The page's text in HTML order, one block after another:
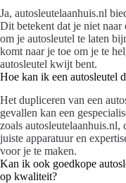
Ja, autosleutelaanhuis.nl
Dit betekent dat je niet naar
om je autosleutel te laten
komt naar je toe om je te
autosleutel kwijt bent.
Hoe kan ik een autosleutel
Het dupliceren van een
gevallen kan een
zoals
juiste apparatuur en
voor je te maken.
Kan ik ook goedkope
op kwaliteit?